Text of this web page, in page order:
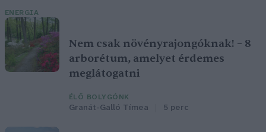
ENERGIA
Nem csak növényrajongóknak! – 8
arborétum, amelyet érdemes
meglátogatni
ÉLŐ BOLYGÓNK
Granát-Galló Tímea 5 perc